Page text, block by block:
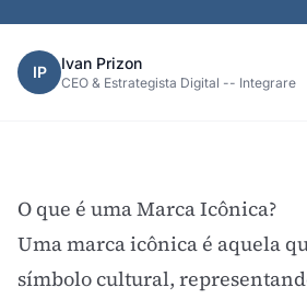
IP Ivan Prizon
CEO & Estrategista Digital -- Integrare
O que é uma Marca Icônica?
Uma marca icônica é aquela
símbolo cultural,